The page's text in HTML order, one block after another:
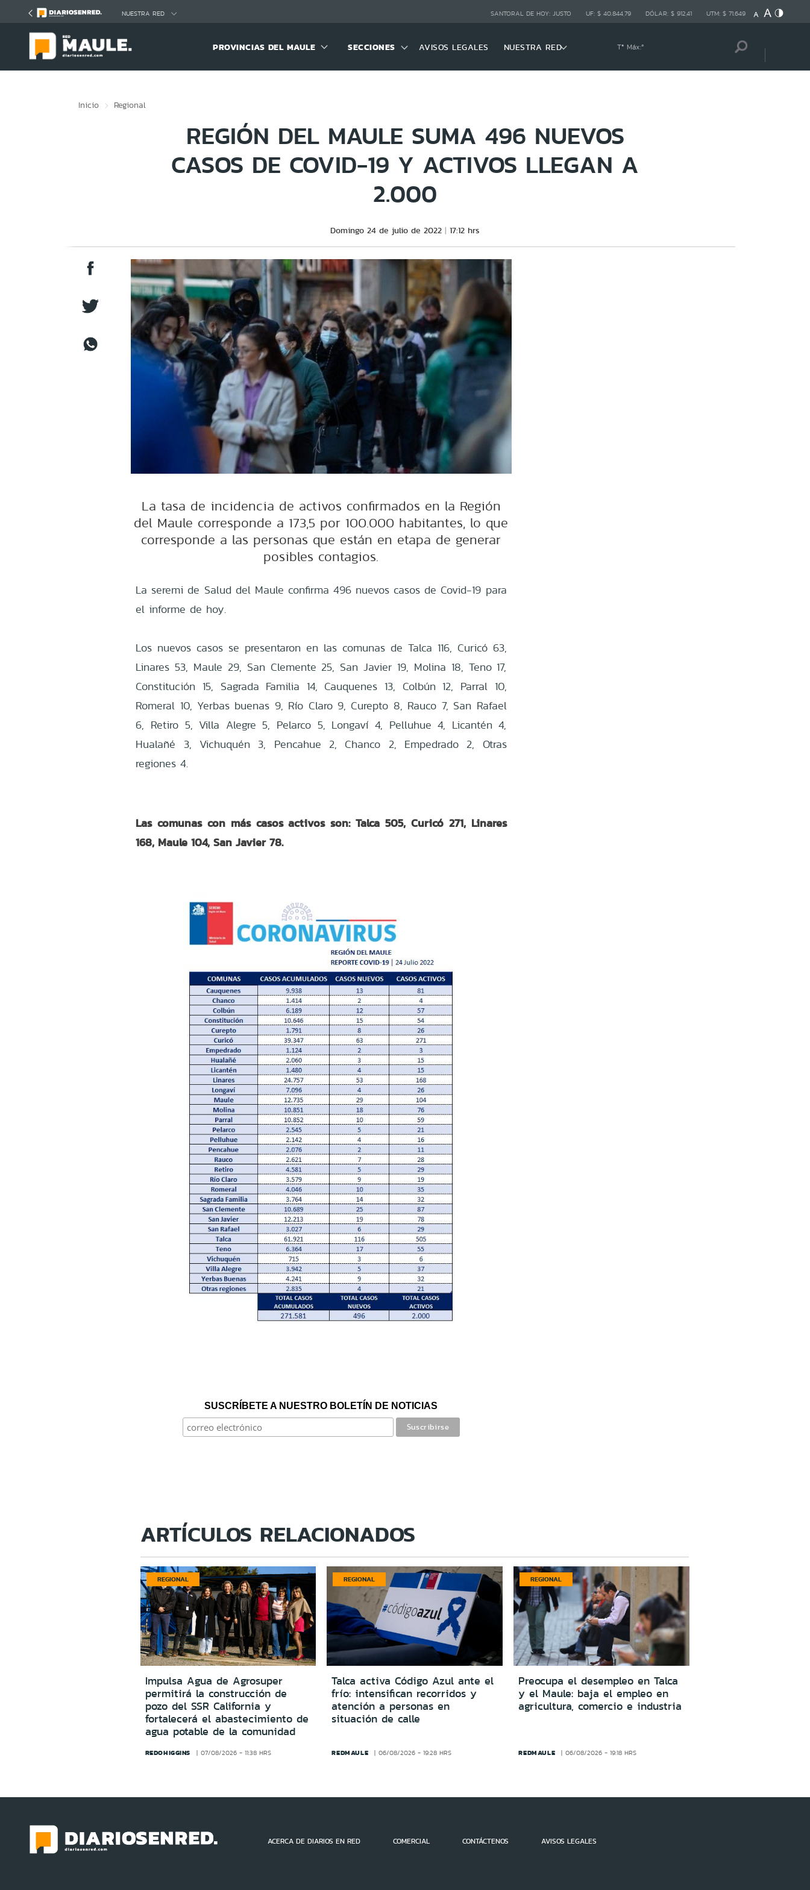
NUESTRA RED SANTORAL DE HOY: JUSTO UF: $ 40.844,79 DÓLAR: $ 912,41 UTM: $ 71.649
PROVINCIAS DEL MAULE SECCIONES AVISOS LEGALES NUESTRA RED Tª Máx:º
Inicio Regional
REGIÓN DEL MAULE SUMA 496 NUEVOS
CASOS DE COVID-19 Y ACTIVOS LLEGAN A
2.000
Domingo 24 de julio de 2022 17:12 hrs
La tasa de incidencia de activos confirmados en la Región
del Maule corresponde a 173,5 por 100.000 habitantes, lo que
corresponde a las personas que están en etapa de generar
posibles contagios.
La seremi de Salud del Maule confirma 496 nuevos casos de Covid-19 para
el informe de hoy.
Los nuevos casos se presentaron en las comunas de Talca 116, Curicó 63,
Linares 53, Maule 29, San Clemente 25, San Javier 19, Molina 18, Teno 17,
Constitución 15, Sagrada Familia 14, Cauquenes 13, Colbún 12, Parral 10,
Romeral 10, Yerbas buenas 9, Río Claro 9, Curepto 8, Rauco 7, San Rafael
6, Retiro 5, Villa Alegre 5, Pelarco 5, Longaví 4, Pelluhue 4, Licantén 4,
Hualañé 3, Vichuquén 3, Pencahue 2, Chanco 2, Empedrado 2, Otras
regiones 4.
Las comunas con más casos activos son: Talca 505, Curicó 271, Linares
168, Maule 104, San Javier 78.
SUSCRÍBETE A NUESTRO BOLETÍN DE NOTICIAS
ARTÍCULOS RELACIONADOS
REGIONAL
Impulsa Agua de Agrosuper
permitirá la construcción de
pozo del SSR California y
fortalecerá el abastecimiento de
agua potable de la comunidad
REDOHIGGINS 07/08/2026 - 11:38 HRS
REGIONAL
Talca activa Código Azul ante el
frío: intensifican recorridos y
atención a personas en
situación de calle
REDMAULE 06/08/2026 - 19:28 HRS
REGIONAL
Preocupa el desempleo en Talca
y el Maule: baja el empleo en
agricultura, comercio e industria
REDMAULE 06/08/2026 - 19:18 HRS
ACERCA DE DIARIOS EN RED COMERCIAL CONTÁCTENOS AVISOS LEGALES